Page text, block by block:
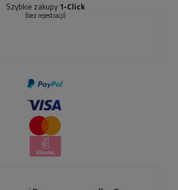
Szybkie zakupy 1-Click
(bez rejestracji)